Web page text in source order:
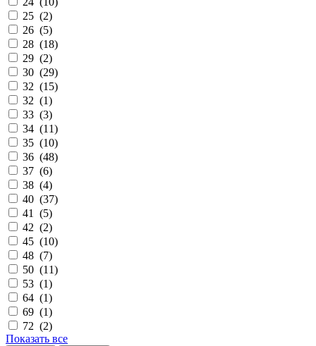
25 (2)
26 (5)
28 (18)
29 (2)
30 (29)
32 (15)
32 (1)
33 (3)
34 (11)
35 (10)
36 (48)
37 (6)
38 (4)
40 (37)
41 (5)
42 (2)
45 (10)
48 (7)
50 (11)
53 (1)
64 (1)
69 (1)
72 (2)
Показать все